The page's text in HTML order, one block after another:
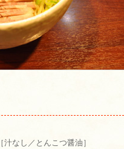
［汁なし／とんこつ醤油］